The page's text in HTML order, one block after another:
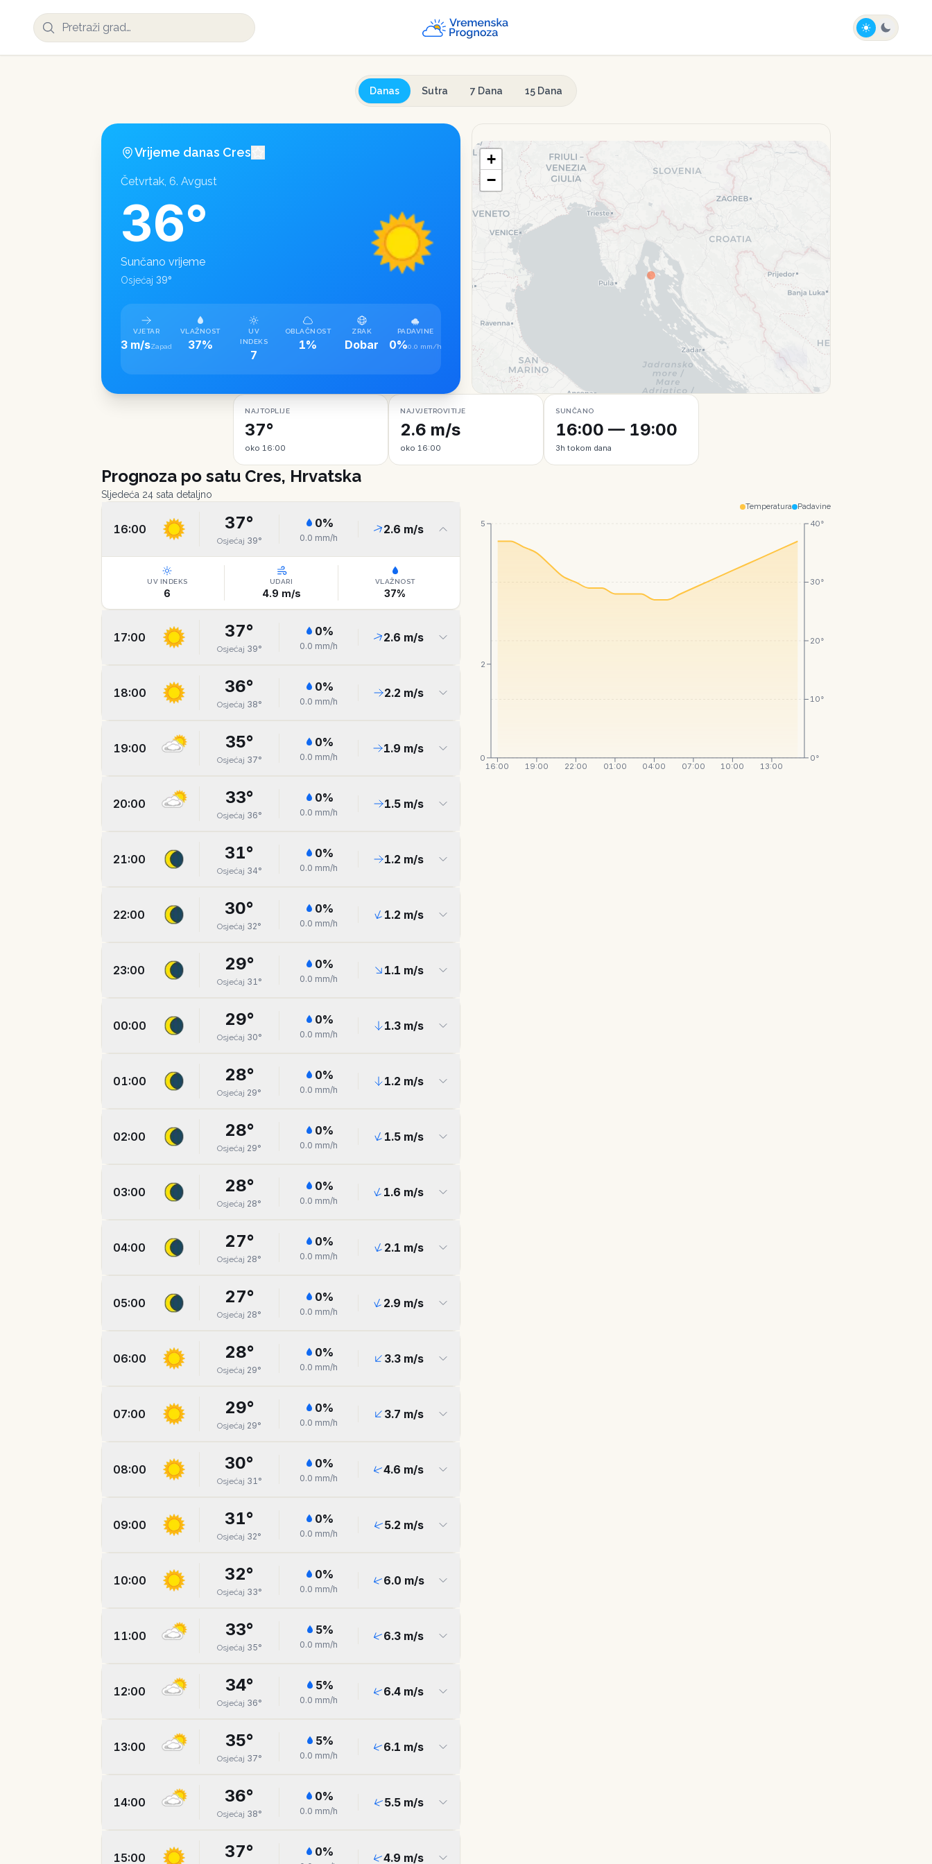
Danas Sutra 7 Dana 15 Dana
Vrijeme danas Cres
Četvrtak, 6. Avgust
36°
Sunčano vrijeme
Osjećaj 39°
VJETAR
3 m/sZapad
VLAŽNOST
37%
UV
INDEKS
7
OBLAČNOST
1%
ZRAK
Dobar
PADAVINE
0%0.0 mm/h
+
−
NAJTOPLIJE
37°
oko 16:00
NAJVJETROVITIJE
2.6 m/s
oko 16:00
SUNČANO
16:00 — 19:00
3h tokom dana
Prognoza po satu Cres, Hrvatska
Sljedeća 24 sata detaljno
16:00 37°
Osjećaj 39°
0%
0.0 mm/h
2.6 m/s
UV INDEKS
6
UDARI
4.9 m/s
VLAŽNOST
37%
17:00 37°
Osjećaj 39°
0%
0.0 mm/h
2.6 m/s
18:00 36°
Osjećaj 38°
0%
0.0 mm/h
2.2 m/s
19:00 35°
Osjećaj 37°
0%
0.0 mm/h
1.9 m/s
20:00 33°
Osjećaj 36°
0%
0.0 mm/h
1.5m/s
21:00 31°
Osjećaj 34°
0%
0.0 mm/h
1.2 m/s
22:00 30°
Osjećaj 32°
0%
0.0 mm/h
1.2 m/s
23:00 29°
Osjećaj 31°
0%
0.0 mm/h
1.1 m/s
00:00 29°
Osjećaj 30°
0%
0.0 mm/h
1.3m/s
01:00 28°
Osjećaj 29°
0%
0.0 mm/h
1.2 m/s
02:00 28°
Osjećaj 29°
0%
0.0 mm/h
1.5m/s
03:00 28°
Osjećaj 28°
0%
0.0 mm/h
1.6 m/s
04:00 27°
Osjećaj 28°
0%
0.0 mm/h
2.1 m/s
05:00 27°
Osjećaj 28°
0%
0.0 mm/h
2.9 m/s
06:00 28°
Osjećaj 29°
0%
0.0 mm/h
3.3m/s
07:00 29°
Osjećaj 29°
0%
0.0 mm/h
3.7 m/s
08:00 30°
Osjećaj 31°
0%
0.0 mm/h
4.6 m/s
09:00 31°
Osjećaj 32°
0%
0.0 mm/h
5.2 m/s
10:00 32°
Osjećaj 33°
0%
0.0 mm/h
6.0 m/s
11:00 33°
Osjećaj 35°
5%
0.0 mm/h
6.3 m/s
12:00 34°
Osjećaj 36°
5%
0.0 mm/h
6.4 m/s
13:00 35°
Osjećaj 37°
5%
0.0 mm/h
6.1 m/s
14:00 36°
Osjećaj 38°
0%
0.0 mm/h
5.5m/s
15:00 37° 0% 4.9 m/s
Temperatura Padavine
16:00 19:00 22:00 01:00 04:00 07:00 10:00 13:00
0°
10°
20°
30°
40°
0
2
5